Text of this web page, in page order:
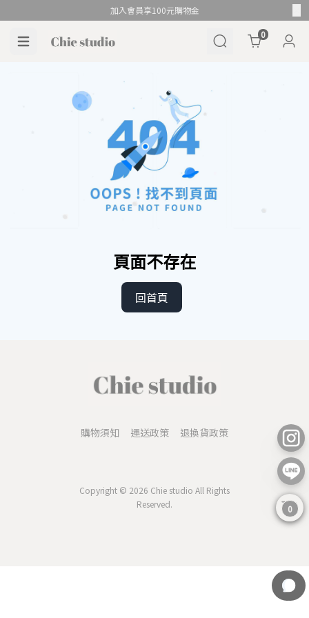
加入會員享100元購物金
Cart0
頁面不存在
回首頁
購物須知 運送政策 退換貨政策
Copyright © 2026 Chie studio All Rights
Reserved.
0